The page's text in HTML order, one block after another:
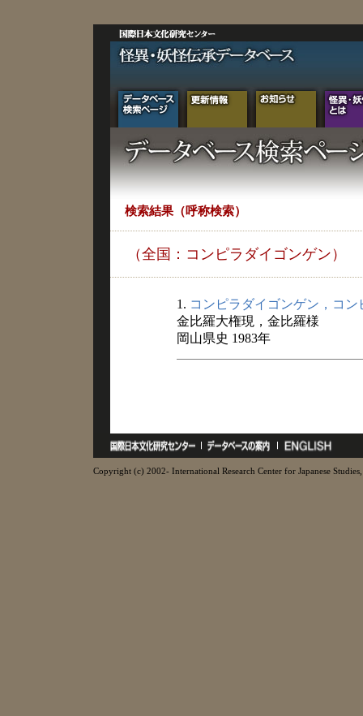
検索結果（呼称検索）
（全国：コンピラダイゴンゲン）
1. コンピラダイゴンゲン，コン
金比羅大権現，金比羅様
岡山県史 1983年
Copyright (c) 2002- International Research Center for Japanese